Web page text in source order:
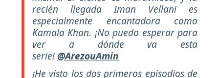
recién llegada Iman Vellani es
especialmente encantadora como
Kamala Khan. ¡No puedo esperar para
ver a dónde va esta
serie!@ArezouAmin
¡He visto los dos primeros episodios de